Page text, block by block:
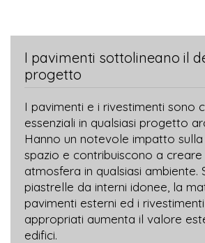
I pavimenti sottolineano il
progetto
I pavimenti e i rivestimenti sono
essenziali in qualsiasi progetto
Hanno un notevole impatto
spazio e contribuiscono a creare
atmosfera in qualsiasi ambiente.
piastrelle da interni idonee, la
pavimenti esterni ed i
appropriati aumenta il valore
edifici.